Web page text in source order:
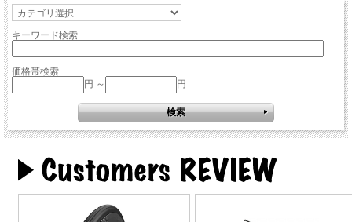
キーワード検索
価格帯検索
円 ～
円